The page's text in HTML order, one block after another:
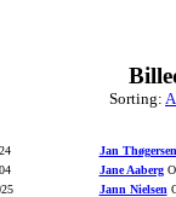
Sorting:
Jan Thøgersen
Jane Aaberg
Jann Nielsen